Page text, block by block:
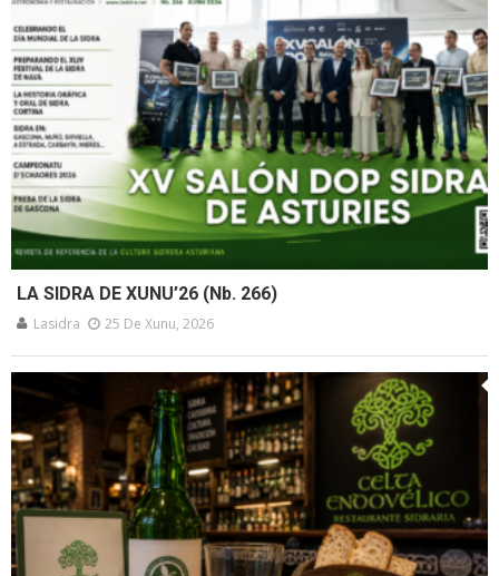
LA SIDRA DE XUNU’26 (Nb. 266)
Lasidra 25 De Xunu, 2026